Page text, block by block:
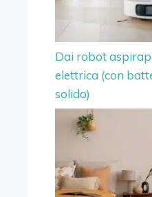
Dai robot
elettrica (con
solido)